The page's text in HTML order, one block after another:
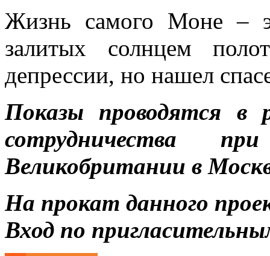
Жизнь самого Моне –
залитых солнцем
депрессии, но нашел
Показы проводятся в
сотрудничества
Великобритании в
На прокат данного
Вход по